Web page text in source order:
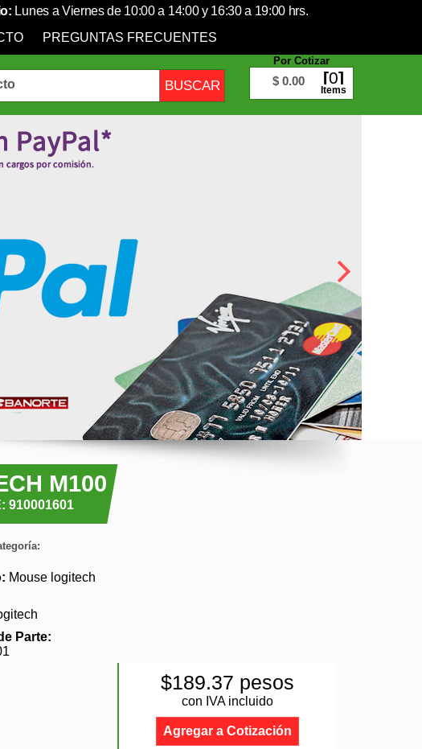
Lunes a Viernes de 10:00 a 14:00 y 16:30 a 19:00 hrs.
PREGUNTAS FRECUENTES
Por Cotizar
$ 0.00 0
Items
M100
910001601
Mouse logitech
Parte:
$189.37 pesos
con IVA incluido
Agregar a Cotización